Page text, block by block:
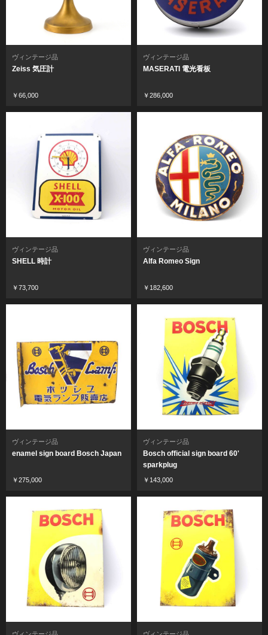
ヴィンテージ品
Zeiss 気圧計
￥66,000
ヴィンテージ品
MASERATI 電光看板
￥286,000
ヴィンテージ品
SHELL 時計
￥73,700
ヴィンテージ品
Alfa Romeo Sign
￥182,600
ヴィンテージ品
enamel sign board Bosch Japan
￥275,000
ヴィンテージ品
Bosch official sign board 60'
sparkplug
￥143,000